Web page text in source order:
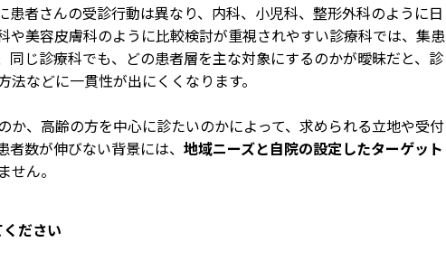
患者さんの受診行動は異なり、内科、小児科、整形外科のように日
や美容皮膚科のように比較検討が重視されやすい診療科では、集患
同じ診療科でも、どの患者層を主な対象にするのかが曖昧だと、診
などに一貫性が出にくくなります。
か、高齢の方を中心に診たいのかによって、求められる立地や受付
数が伸びない背景には、 地域ニーズと自院の設定したターゲット
せん。
ださい